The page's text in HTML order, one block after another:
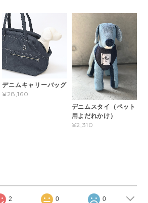
デニムキャリーバッグ
¥28,160
デニムスタイ（ペット
用よだれかけ）
¥2,310
2 0 0